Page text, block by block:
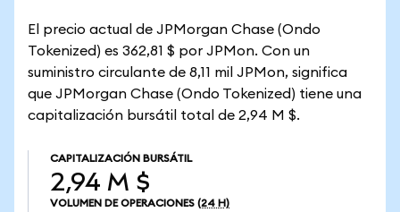
El precio actual de JPMorgan Chase (Ondo
Tokenized) es 362,81 $ por JPMon. Con un
suministro circulante de 8,11 mil JPMon, significa
que JPMorgan Chase (Ondo Tokenized) tiene una
capitalización bursátil total de 2,94 M $.
CAPITALIZACIÓN BURSÁTIL
2,94 M $
VOLUMEN DE OPERACIONES (24 H)